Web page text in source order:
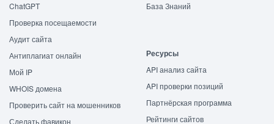
ChatGPT
Проверка посещаемости
Аудит сайта
Антиплагиат онлайн
Мой IP
WHOIS домена
Проверить сайт на мошенников
Сделать фавикон
База Знаний
Ресурсы
API анализ сайта
API проверки позиций
Партнёрская программа
Рейтинги сайтов